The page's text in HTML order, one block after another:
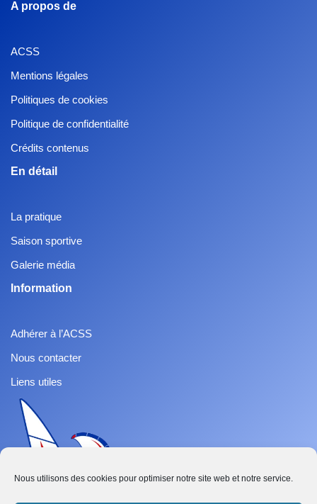
Nous utilisons des cookies pour optimiser notre site web et notre service.
A propos de
ACSS
Mentions légales
Politiques de cookies
Politique de confidentialité
Crédits contenus
En détail
La pratique
Saison sportive
Galerie média
Information
Adhérer à l’ACSS
Nous contacter
Liens utiles